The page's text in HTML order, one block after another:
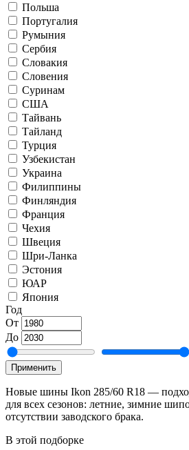
Польша
Португалия
Румыния
Сербия
Словакия
Словения
Суринам
США
Тайвань
Тайланд
Турция
Узбекистан
Украина
Филиппины
Финляндия
Франция
Чехия
Швеция
Шри-Ланка
Эстония
ЮАР
Япония
Год
От
До
Применить
Новые шины Ikon 285/60 R18 —
для всех сезонов: летние, зимние
отсутствии заводского брака.
В этой подборке